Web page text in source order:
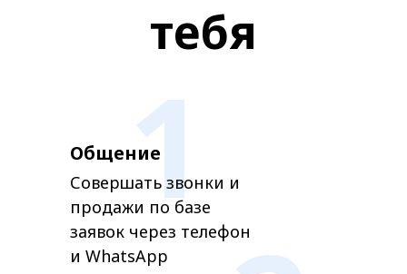
1
тебя
Общение
Совершать звонки и
продажи по базе
заявок через телефон
и WhatsApp